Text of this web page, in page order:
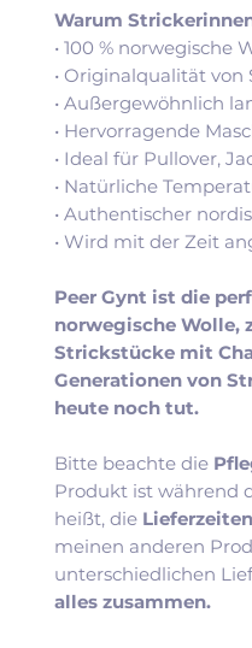
Warum
• 100 % norwegische
• Originalqualität von
• Außergewöhnlich
• Hervorragende
• Ideal für Pullover,
• Natürliche
• Authentischer
• Wird mit der Zeit
Peer Gynt ist die
norwegische Wolle,
Strickstücke mit
Generationen von
heute noch tut.
Bitte beachte die
Produkt ist während
heißt, die
meinen anderen
unterschiedlichen
alles zusammen.